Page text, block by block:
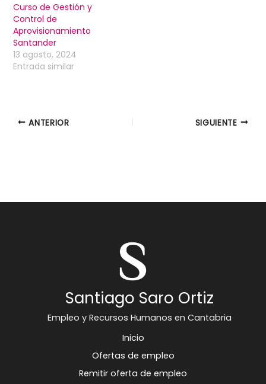
Curso de Gestión y
Control de
Aprovisionamiento
Santander
13 agosto, 2024
Entrada similar
ANTERIOR SIGUIENTE
Santiago Saro Ortiz
Empleo y Recursos Humanos en Cantabria
Inicio
Ofertas de empleo
Remitir oferta de empleo